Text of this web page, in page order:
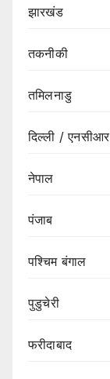
झारखंड
तकनीकी
तमिलनाडु
दिल्ली / एनसीआर
नेपाल
पंजाब
पश्चिम बंगाल
पुडुचेरी
फरीदाबाद